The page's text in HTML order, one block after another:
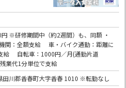
※研修期間中（約2週間）も、同額 ・
関：全額支給 車・バイク通勤：距離に
給 自転車：1000円／月(通勤片道
業代1分単位で支給
田川郡香春町大字香春 1010 ※転勤なし